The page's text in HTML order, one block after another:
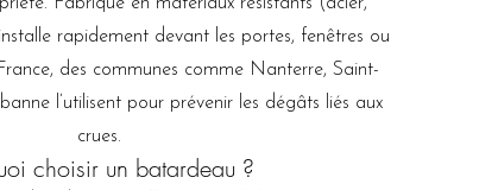
rapidement devant les portes, fenêtres ou
des communes comme Nanterre, Saint-
l’utilisent pour prévenir les dégâts liés aux
crues.
choisir un batardeau ?